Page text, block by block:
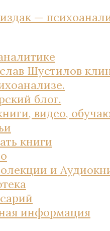
—
Шустилов
блог.
видео,
книги
и
информация